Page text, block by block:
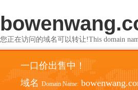
您正在访问的域名可以转让!This domain
一口价出售中！
域名 Domain Name: